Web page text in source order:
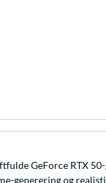
GeForce RTX
generering og